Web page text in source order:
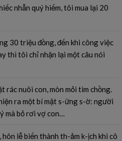
nhẫn quý hiếm, tôi mua lại 20
30 triệu đồng, đến khi công việc
thì tôi chỉ nhận lại một câu nói
rác nuôi con, mòn mỏi tìm chồng.
ra một bí mật s-ững s-ờ: người
mà bỏ rơi vợ con…
lễ biến thành th-ảm k-ịch khi cô